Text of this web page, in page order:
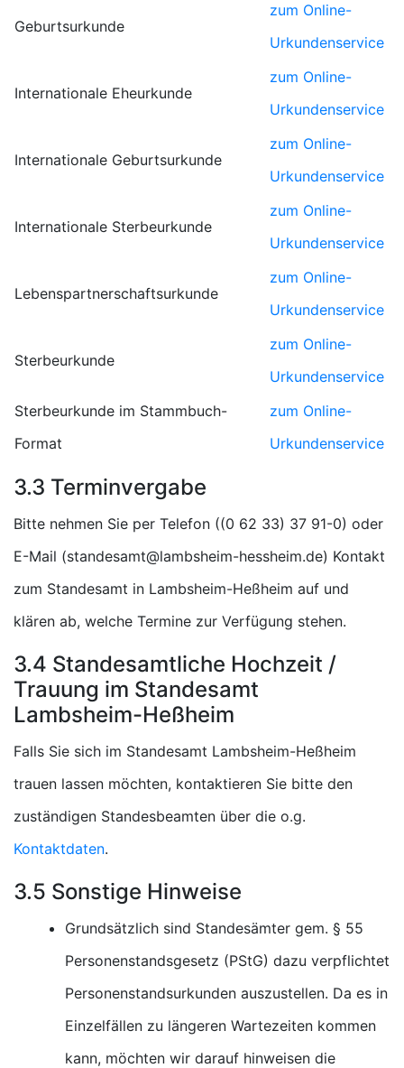
Geburtsurkunde
zum Online-
Urkundenservice
Internationale Eheurkunde
zum Online-
Urkundenservice
Internationale Geburtsurkunde
zum Online-
Urkundenservice
Internationale Sterbeurkunde
zum Online-
Urkundenservice
Lebenspartnerschaftsurkunde
zum Online-
Urkundenservice
Sterbeurkunde
zum Online-
Urkundenservice
Sterbeurkunde im Stammbuch-
Format
zum Online-
Urkundenservice
3.3 Terminvergabe
Bitte nehmen Sie per Telefon (
) oder
E-Mail (
) Kontakt
zum Standesamt in Lambsheim-Heßheim auf und
klären ab, welche Termine zur Verfügung stehen.
3.4 Standesamtliche Hochzeit /
Trauung im Standesamt
Lambsheim-Heßheim
Falls Sie sich im Standesamt Lambsheim-Heßheim
trauen lassen möchten, kontaktieren Sie bitte den
zuständigen Standesbeamten über die o.g.
Kontaktdaten.
3.5 Sonstige Hinweise
Grundsätzlich sind Standesämter gem. § 55
Personenstandsgesetz (PStG) dazu verpflichtet
Personenstandsurkunden auszustellen. Da es in
Einzelfällen zu längeren Wartezeiten kommen
kann, möchten wir darauf hinweisen die